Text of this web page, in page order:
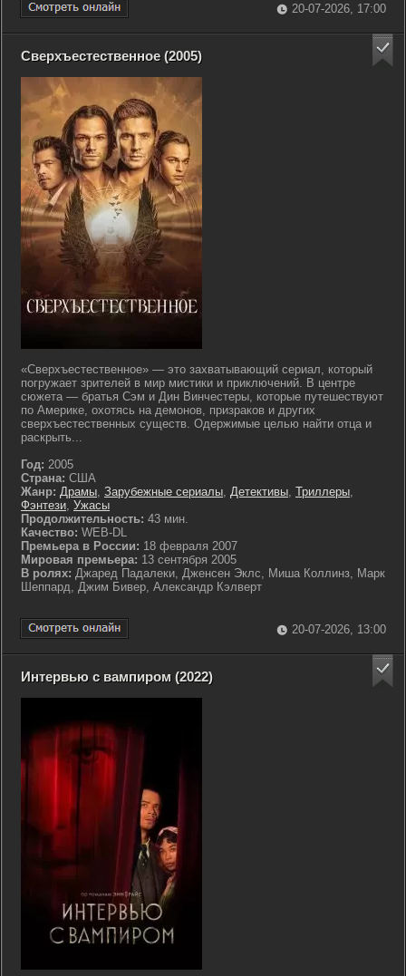
20-07-2026, 17:00
Сверхъестественное (2005)
«Сверхъестественное» — это захватывающий сериал, который
погружает зрителей в мир мистики и приключений. В центре
сюжета — братья Сэм и Дин Винчестеры, которые путешествуют
по Америке, охотясь на демонов, призраков и других
сверхъестественных существ. Одержимые целью найти отца и
раскрыть...
Год: 2005
Страна: США
Жанр: Драмы, Зарубежные сериалы, Детективы, Триллеры,
Фэнтези, Ужасы
Продолжительность: 43 мин.
Качество: WEB-DL
Премьера в России: 18 февраля 2007
Мировая премьера: 13 сентября 2005
В ролях: Джаред Падалеки, Дженсен Эклс, Миша Коллинз, Марк
Шеппард, Джим Бивер, Александр Кэлверт
20-07-2026, 13:00
Интервью с вампиром (2022)